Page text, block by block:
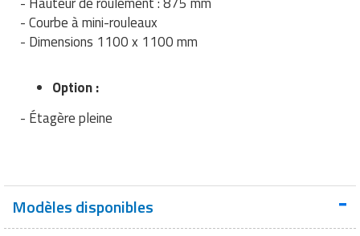
- Courbe à mini-rouleaux
- Dimensions 1100 x 1100 mm
Option :
- Étagère pleine
Modèles disponibles